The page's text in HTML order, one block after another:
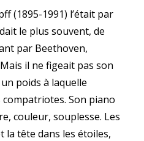
(1895-1991) l’était par
le plus souvent, de
par Beethoven,
il ne figeait pas son
poids à laquelle
Son piano
couleur, souplesse. Les
la tête dans les étoiles,